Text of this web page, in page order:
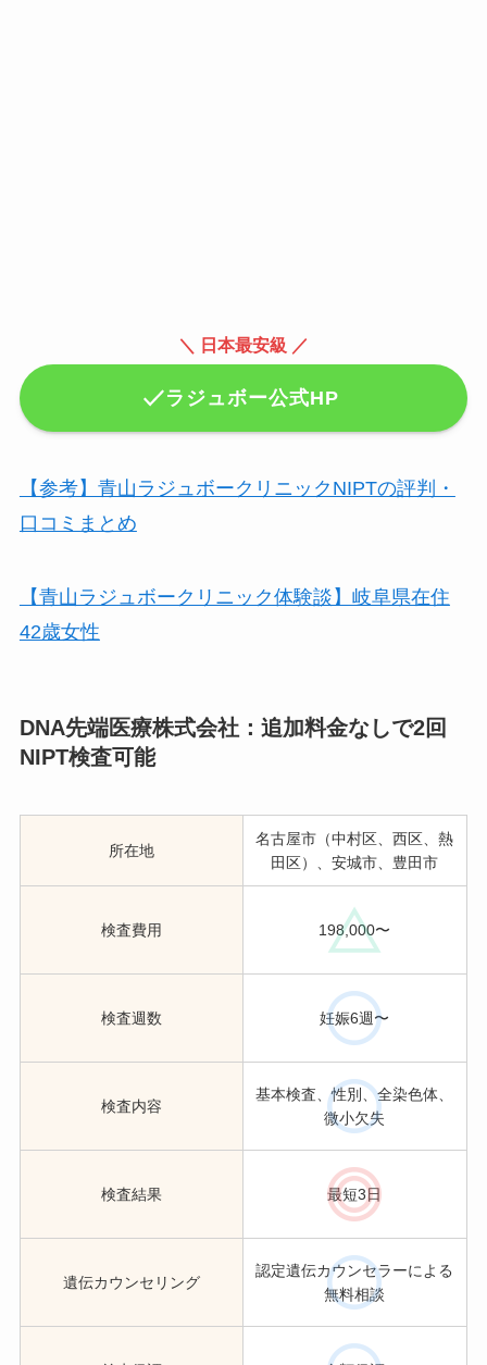
＼ 日本最安級 ／
ラジュボー公式HP
【参考】青山ラジュボークリニックNIPTの評判・
口コミまとめ
【青山ラジュボークリニック体験談】岐阜県在住
42歳女性
DNA先端医療株式会社：追加料金なしで2回
NIPT検査可能
所在地
名古屋市（中村区、西区、熱
田区）、安城市、豊田市
検査費用 198,000〜
検査週数 妊娠6週〜
検査内容
基本検査、性別、全染色体、
微小欠失
検査結果 最短3日
遺伝カウンセリング
認定遺伝カウンセラーによる
無料相談